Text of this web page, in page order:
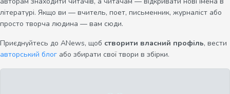
літературі. Якщо ви — вчитель, поет, письменник, журналіст або
просто творча людина — вам сюди.
Приєднуйтесь до ANews, щоб створити власний профіль, вести
авторський блог або збирати свої твори в збірки.